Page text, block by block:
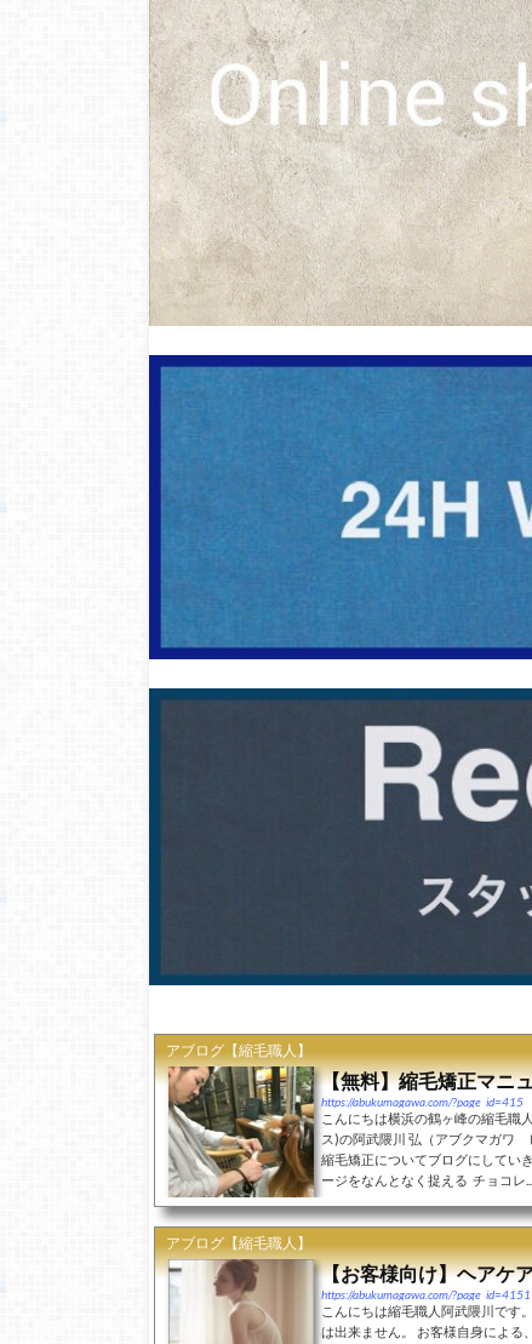
アブログ【縮毛職人】
【無料】縮毛矯正マニ
https://abukumagawa.com/?page_id=415
こんにちは横浜の鶴ヶ峰の縮毛職
ス)の阿武隈川 弘（アブクマガワ
縮毛矯正についてブログにしてい
ージをなんとなく捉える チョコレ...
アブログ【縮毛職人】
【お客様向け】ヘアケ
https://abukumagawa.com/?page_id=4151
こんにちは縮毛職人阿武隈川です
は出来ません。 お客様自身による